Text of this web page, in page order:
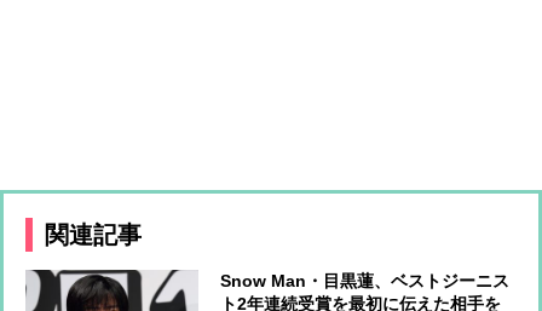
関連記事
Snow Man・目黒蓮、ベストジーニス
ト2年連続受賞を最初に伝えた相手を